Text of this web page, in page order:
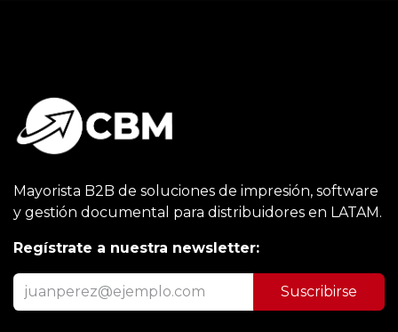
Mayorista B2B de soluciones de impresión, software
y gestión documental para distribuidores en LATAM.
Regístrate a nuestra newsletter:
Suscribirse